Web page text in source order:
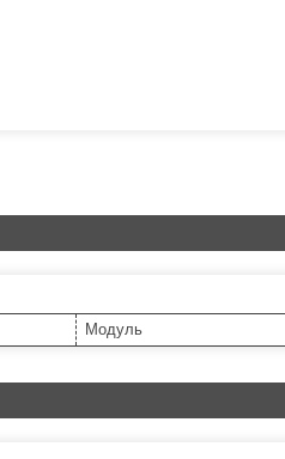
Модуль